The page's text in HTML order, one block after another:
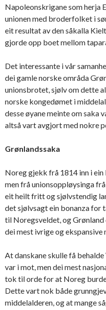
Napoleonskrigane som herja
unionen med broderfolket i
eit resultat av den såkalla
gjorde opp boet mellom
Det interessante i vår
dei gamle norske områda
unionsbrotet, sjølv om dette
norske kongedømet i
desse øyane meinte om saka
altså vart avgjort med nokre
Grønlandssaka
Noreg gjekk frå 1814 inn i ein
men frå unionsoppløysinga
eit heilt fritt og sjølvstendig
det sjølvsagt ein bonanza for
til Noregsveldet, og
dei mest ivrige og ekspansive
At danskane skulle få
var i mot, men dei mest
tok til orde for at Noreg
Dette vart nok både
middelalderen, og at mange